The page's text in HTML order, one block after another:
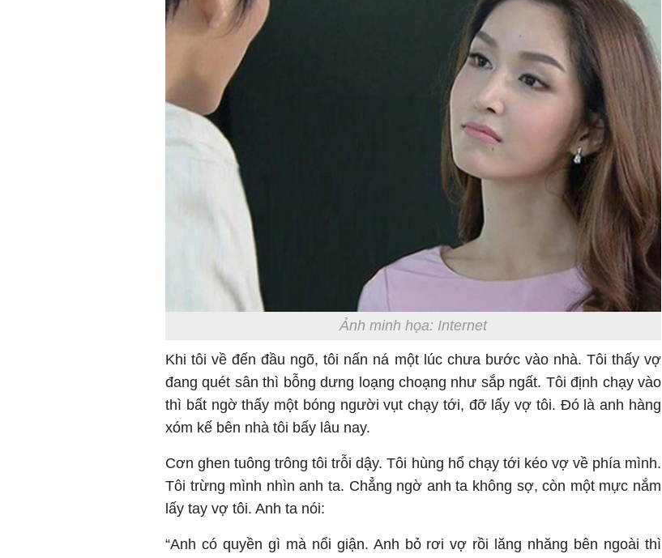
Ảnh minh họa: Internet
Khi tôi về đến đầu ngõ, tôi nấn ná một lúc chưa bước vào nhà. Tôi thấy vợ
đang quét sân thì bỗng dưng loạng choạng như sắp ngất. Tôi định chạy vào
thì bất ngờ thấy một bóng người vụt chạy tới, đỡ lấy vợ tôi. Đó là anh hàng
xóm kế bên nhà tôi bấy lâu nay.
Cơn ghen tuông trông tôi trỗi dậy. Tôi hùng hổ chạy tới kéo vợ về phía mình.
Tôi trừng mình nhìn anh ta. Chẳng ngờ anh ta không sợ, còn một mực nắm
lấy tay vợ tôi. Anh ta nói:
“Anh có quyền gì mà nổi giận. Anh bỏ rơi vợ rồi lăng nhăng bên ngoài thì